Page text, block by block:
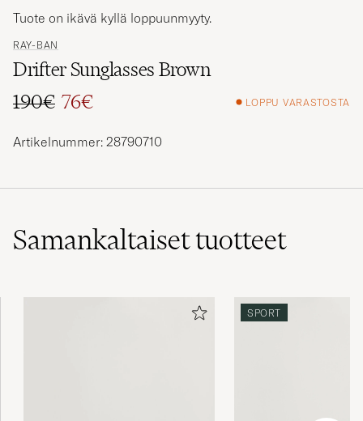
RAY-BAN
Drifter Sunglasses Brown
Tavallinen hinta
190€
Alennettu hinta
76€ LOPPU VARASTOSTA
Tuote on ikävä kyllä loppuunmyyty.
Artikelnummer: 28790710
Samankaltaisettuotteet
SPORT